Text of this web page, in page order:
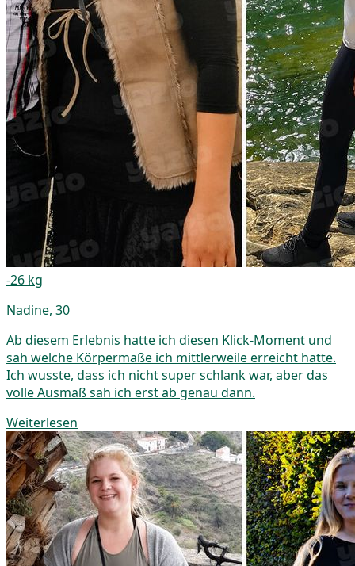
-26 kg
Nadine, 30
Ab diesem Erlebnis hatte ich diesen Klick-Moment und
sah welche Körpermaße ich mittlerweile erreicht hatte.
Ich wusste, dass ich nicht super schlank war, aber das
volle Ausmaß sah ich erst ab genau dann.
Weiterlesen